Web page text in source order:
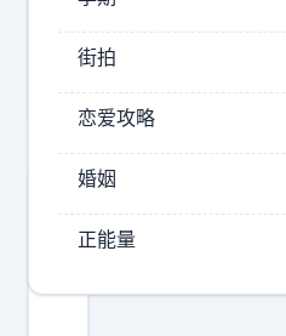
尔
尔
街拍
恋爱攻略
婚姻
正能量